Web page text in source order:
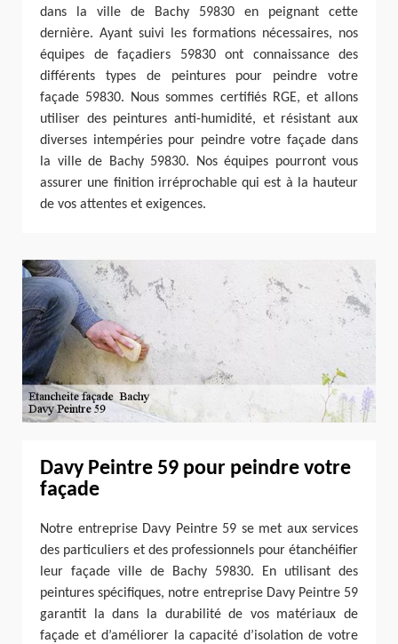
dans la ville de Bachy 59830 en peignant cette
dernière. Ayant suivi les formations nécessaires, nos
équipes de façadiers 59830 ont connaissance des
différents types de peintures pour peindre votre
façade 59830. Nous sommes certifiés RGE, et allons
utiliser des peintures anti-humidité, et résistant aux
diverses intempéries pour peindre votre façade dans
la ville de Bachy 59830. Nos équipes pourront vous
assurer une finition irréprochable qui est à la hauteur
de vos attentes et exigences.
Davy Peintre 59 pour peindre votre
façade
Notre entreprise Davy Peintre 59 se met aux services
des particuliers et des professionnels pour étanchéifier
leur façade ville de Bachy 59830. En utilisant des
peintures spécifiques, notre entreprise Davy Peintre 59
garantit la dans la durabilité de vos matériaux de
façade et d’améliorer la capacité d’isolation de votre